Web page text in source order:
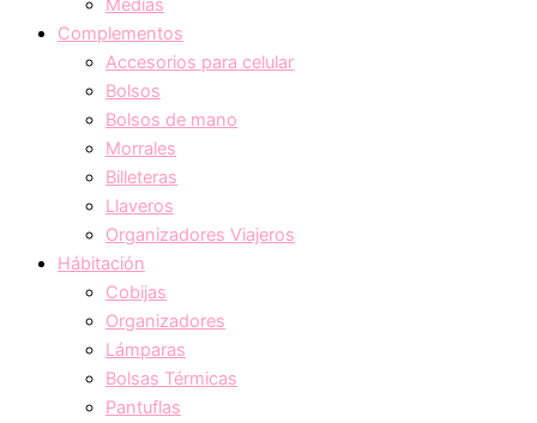
Complementos
Accesorios para celular
Bolsos
Bolsos de mano
Morrales
Billeteras
Llaveros
Organizadores Viajeros
Hábitación
Cobijas
Organizadores
Lámparas
Bolsas Térmicas
Pantuflas